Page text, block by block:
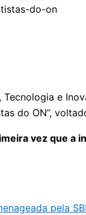
e
do ON”,
vez que
pela